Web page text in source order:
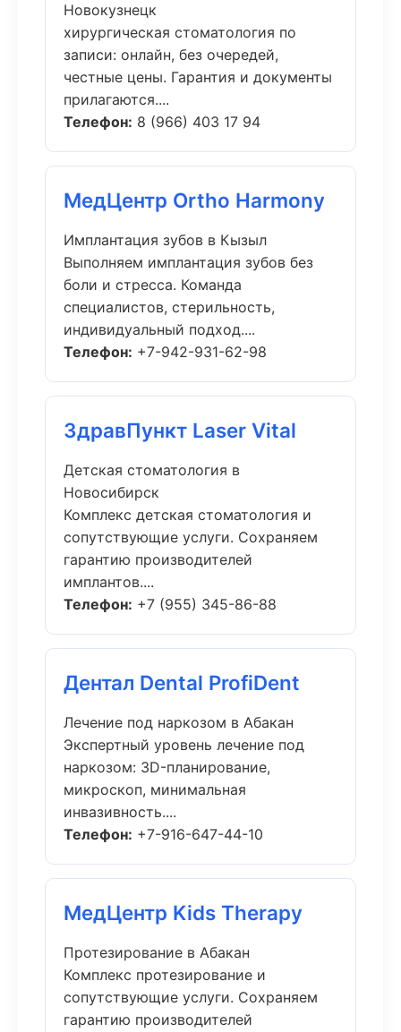
Новокузнецк
хирургическая стоматология по
записи: онлайн, без очередей,
честные цены. Гарантия и документы
прилагаются....
Телефон: 8 (966) 403 17 94
МедЦентр Ortho Harmony
Имплантация зубов в Кызыл
Выполняем имплантация зубов без
боли и стресса. Команда
специалистов, стерильность,
индивидуальный подход....
Телефон: +7-942-931-62-98
ЗдравПункт Laser Vital
Детская стоматология в
Новосибирск
Комплекс детская стоматология и
сопутствующие услуги. Сохраняем
гарантию производителей
имплантов....
Телефон: +7 (955) 345-86-88
Дентал Dental ProfiDent
Лечение под наркозом в Абакан
Экспертный уровень лечение под
наркозом: 3D-планирование,
микроскоп, минимальная
инвазивность....
Телефон: +7-916-647-44-10
МедЦентр Kids Therapy
Протезирование в Абакан
Комплекс протезирование и
сопутствующие услуги. Сохраняем
гарантию производителей